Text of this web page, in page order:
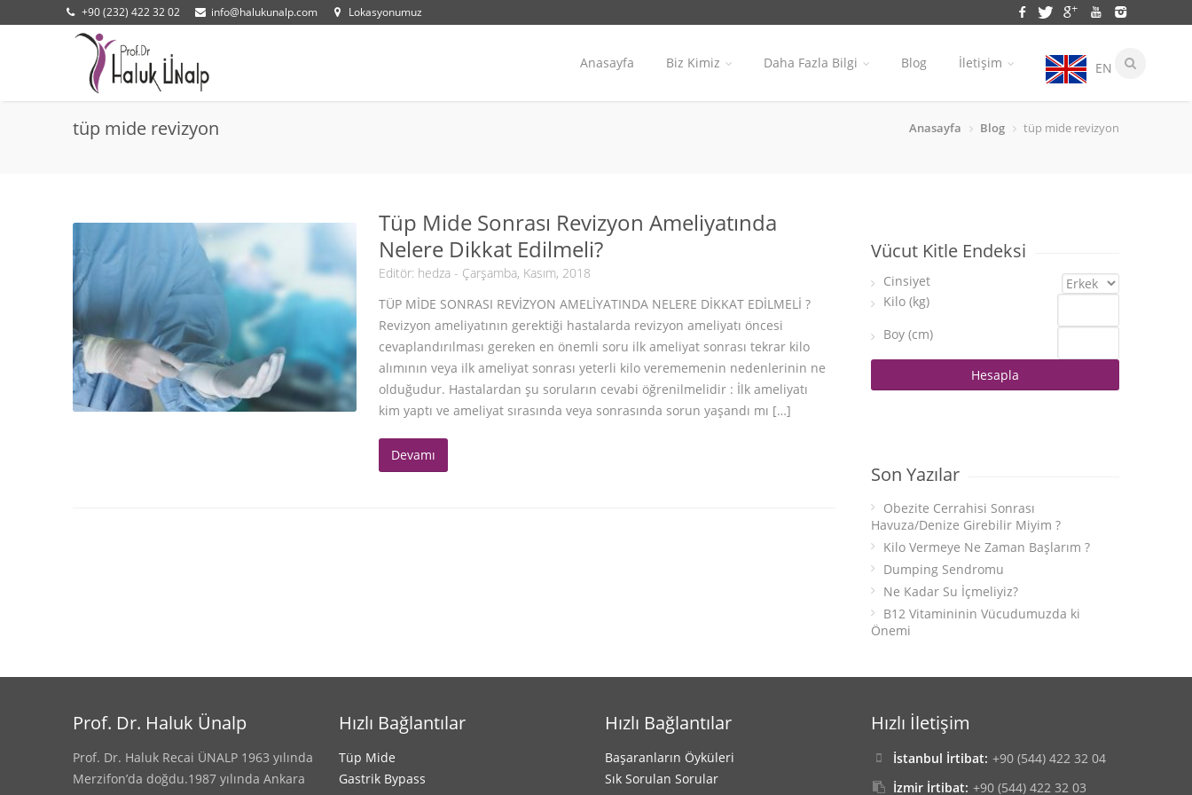
+90 (232) 422 32 02 info@halukunalp.com Lokasyonumuz
Anasayfa Biz Kimiz Daha Fazla Bilgi Blog İletişim EN
tüp mide revizyon Anasayfa Blog tüp mide revizyon
Tüp Mide Sonrası Revizyon Ameliyatında
Nelere Dikkat Edilmeli?
Editör: hedza - Çarşamba, Kasım, 2018
TÜP MİDE SONRASI REVİZYON AMELİYATINDA NELERE DİKKAT EDİLMELİ ?
Revizyon ameliyatının gerektiği hastalarda revizyon ameliyatı öncesi
cevaplandırılması gereken en önemli soru ilk ameliyat sonrası tekrar kilo
alımının veya ilk ameliyat sonrası yeterli kilo verememenin nedenlerinin ne
olduğudur. Hastalardan şu soruların cevabi öğrenilmelidir : İlk ameliyatı
kim yaptı ve ameliyat sırasında veya sonrasında sorun yaşandı mı […]
Devamı
Vücut Kitle Endeksi
Cinsiyet
Kilo (kg)
Boy (cm)
Son Yazılar
Obezite Cerrahisi Sonrası
Havuza/Denize Girebilir Miyim ?
Kilo Vermeye Ne Zaman Başlarım ?
Dumping Sendromu
Ne Kadar Su İçmeliyiz?
B12 Vitamininin Vücudumuzda ki
Önemi
Prof. Dr. Haluk Ünalp
Prof. Dr. Haluk Recai ÜNALP 1963 yılında
Merzifon’da doğdu.1987 yılında Ankara
Hızlı Bağlantılar
Tüp Mide
Gastrik Bypass
Hızlı Bağlantılar
Başaranların Öyküleri
Sık Sorulan Sorular
Hızlı İletişim
İstanbul İrtibat: +90 (544) 422 32 04
İzmir İrtibat: +90 (544) 422 32 03